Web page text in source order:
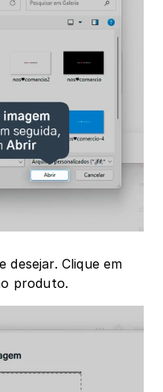
produto.